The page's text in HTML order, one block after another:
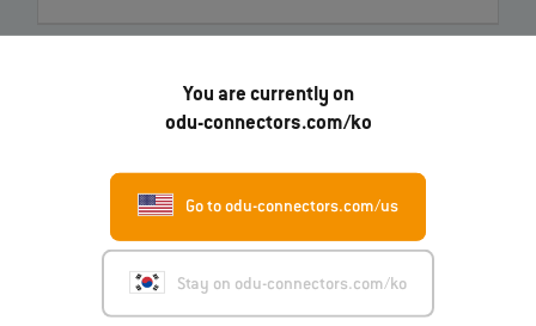
You are currently on
odu-connectors.com/ko
Go to odu-connectors.com/us
Stay on odu-connectors.com/ko
이미 저희 동영상에 익숙하신가요?
지금 알아보기